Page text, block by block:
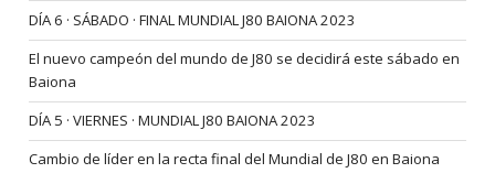
DÍA 6 · SÁBADO · FINAL MUNDIAL J80 BAIONA 2023
El nuevo campeón del mundo de J80 se decidirá este sábado en
Baiona
DÍA 5 · VIERNES · MUNDIAL J80 BAIONA 2023
Cambio de líder en la recta final del Mundial de J80 en Baiona